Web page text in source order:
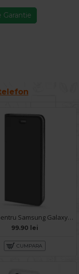
Garantie
Husa pentru Samsung Galaxy S26 - Carte X-Power Negru
99.90 lei
CUMPARA